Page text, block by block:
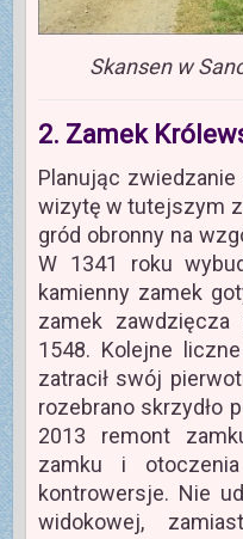
Skansen w
2. Zamek
Planując
wizytę w tutejszym
gród obronny na
W 1341 roku
kamienny zamek
zamek
1548. Kolejne
zatracił swój
rozebrano skrzydło
2013 remont
zamku i
kontrowersje. Nie
widokowej,